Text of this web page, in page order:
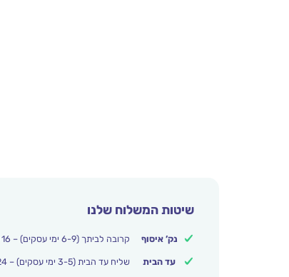
שיטות המשלוח שלנו
נק’ איסוף קרובה לביתך (6-9 ימי עסקים) – 16 ₪. הזמנות מעל 250 ₪ משלוח חינם.
עד הבית שליח עד הבית (3-5 ימי עסקים) – 24 ₪. הזמנות מעל 399 ₪ משלוח חינם.